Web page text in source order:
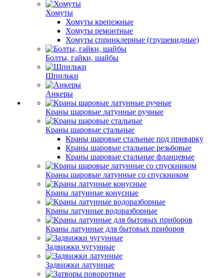
Хомуты
Хомуты крепежные
Хомуты ремонтные
Хомуты спринклерные (грушевидные)
Болты, гайки, шайбы
Шпильки
Анкеры
Краны шаровые латунные ручные
Краны шаровые стальные
Краны шаровые стальные под приварку
Краны шаровые стальные резьбовые
Краны шаровые стальные фланцевые
Краны шаровые латунные со спускником
Краны латунные конусные
Краны латунные водоразборные
Краны латунные для бытовых приборов
Задвижки чугунные
Задвижки латунные